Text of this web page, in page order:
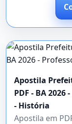
Apostila
PDF - BA
- História
Apostila em